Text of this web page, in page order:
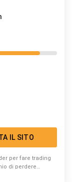
IL SITO
per fare trading
di perdere